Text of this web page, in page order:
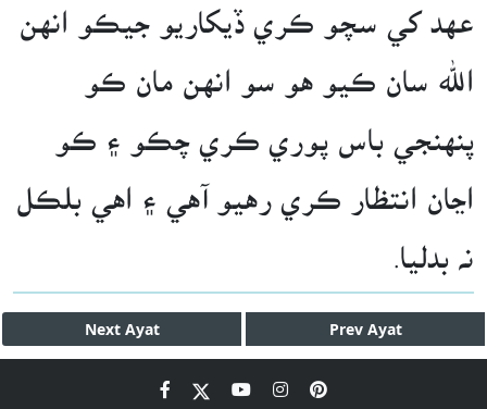
عهد کي سچو ڪري ڏيکاريو جيڪو انهن
الله سان ڪيو هو سو انهن مان ڪو
پنهنجي باس پوري ڪري چڪو ۽ ڪو
اڃان انتظار ڪري رهيو آهي ۽ اهي بلڪل
نه بدليا.
Next Ayat Prev Ayat